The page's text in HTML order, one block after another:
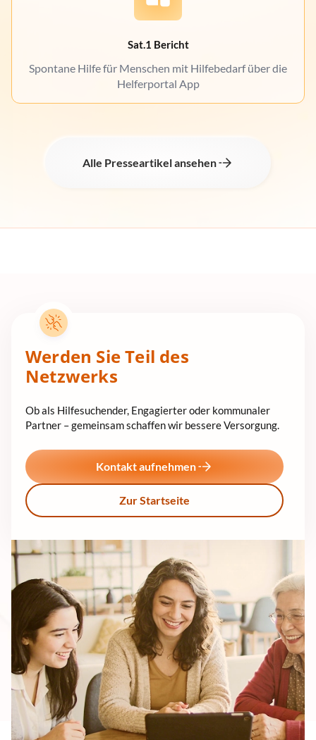
Sat.1 Bericht
Spontane Hilfe für Menschen mit Hilfebedarf über die
Helferportal App
Alle Presseartikel ansehen
Werden Sie Teil des
Netzwerks
Ob als Hilfesuchender, Engagierter oder kommunaler
Partner – gemeinsam schaffen wir bessere Versorgung.
Kontakt aufnehmen
Zur Startseite